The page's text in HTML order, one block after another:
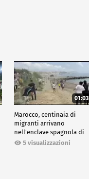
01:03
Marocco, centinaia di
migranti arrivano
nell'enclave spagnola di
Ceuta5 visualizzazioni